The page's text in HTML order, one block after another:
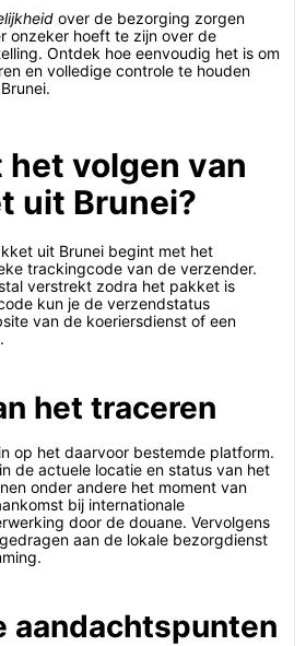
over de bezorging zorgen
onzeker hoeft te zijn over de
Ontdek hoe eenvoudig het is om
en volledige controle te houden
het volgen van
uit Brunei?
uit Brunei begint met het
trackingcode van de verzender.
verstrekt zodra het pakket is
kun je de verzendstatus
van de koeriersdienst of een
het traceren
op het daarvoor bestemde platform.
de actuele locatie en status van het
onder andere het moment van
bij internationale
door de douane. Vervolgens
aan de lokale bezorgdienst
aandachtspunten